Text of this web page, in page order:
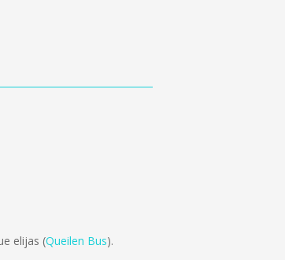
elijas (Queilen Bus).